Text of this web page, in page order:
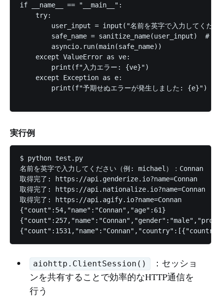
if __name__ == "__main__":
    try:
user_input = input("名前を英字で入力してくだ
safe_name = sanitize_name(user_input)  # バ
        asyncio.run(main(safe_name))
    except ValueError as ve:
        print(f"入力エラー: {ve}")
    except Exception as e:
print(f"予期せぬエラーが発生しました:
実行例
$ python test.py
名前を英字で入力してください（例: michael）：Connan
取得完了: https://api.genderize.io?name=Connan
取得完了: https://api.nationalize.io?name=Connan
取得完了: https://api.agify.io?name=Connan
{"count":54,"name":"Connan","age":61}
aiohttp.ClientSession()
：セッショ
ンを共有することで効率的なHTTP通信を
行う